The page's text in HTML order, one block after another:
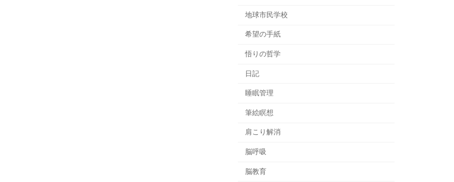
地球市民学校
希望の手紙
悟りの哲学
日記
睡眠管理
筆絵瞑想
肩こり解消
脳呼吸
脳教育